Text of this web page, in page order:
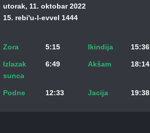
utorak, 11. oktobar 2022
15. rebi'u-l-evvel 1444
Zora 5:15 Ikindija 15:36
Izlazak
sunca
6:49 Akšam 18:14
Podne 12:33 Jacija 19:38